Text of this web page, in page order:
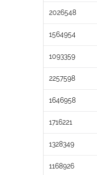
2026548
1564954
1093359
2257598
1646958
1716221
1328349
1168926